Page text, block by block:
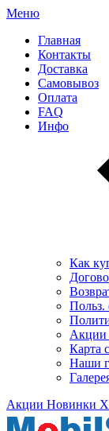
Меню
Главная
Контакты
Доставка
Самовывоз
Оплата
FAQ
Инфо
Как
Польз.
Акции
Карта
Наши
Акции Новинки